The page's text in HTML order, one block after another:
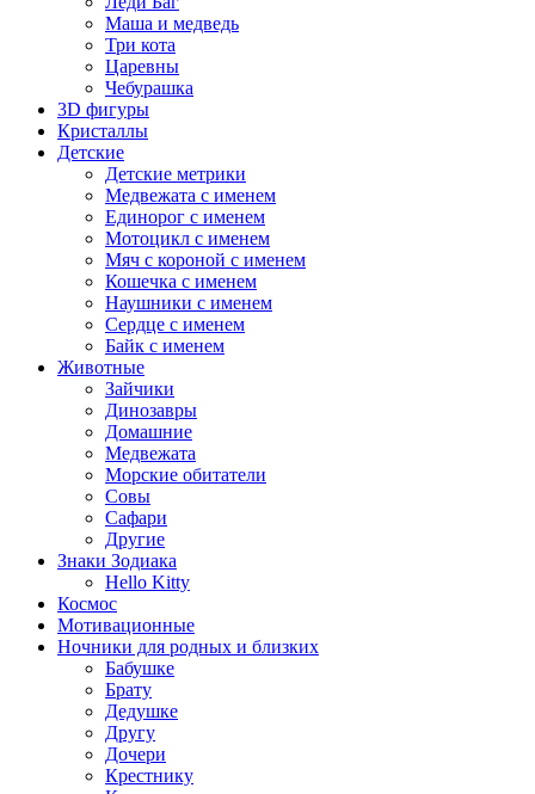
Маша и медведь
Три кота
Царевны
Чебурашка
3D фигуры
Кристаллы
Детские
Детские метрики
Медвежата с именем
Единорог с именем
Мотоцикл с именем
Мяч с короной с именем
Кошечка с именем
Наушники с именем
Сердце с именем
Байк с именем
Животные
Зайчики
Динозавры
Домашние
Медвежата
Морские обитатели
Совы
Сафари
Другие
Знаки Зодиака
Hello Kitty
Космос
Мотивационные
Ночники для родных и близких
Бабушке
Брату
Дедушке
Другу
Дочери
Крестнику